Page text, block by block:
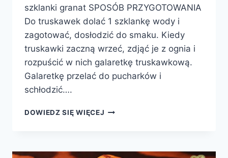
szklanki granat SPOSÓB PRZYGOTOWANIA
Do truskawek dolać 1 szklankę wody i
zagotować, dosłodzić do smaku. Kiedy
truskawki zaczną wrzeć, zdjąć je z ognia i
rozpuścić w nich galaretkę truskawkową.
Galaretkę przelać do pucharków i
schłodzić….
DOWIEDZ SIĘ WIĘCEJ DESER
GRANATEM